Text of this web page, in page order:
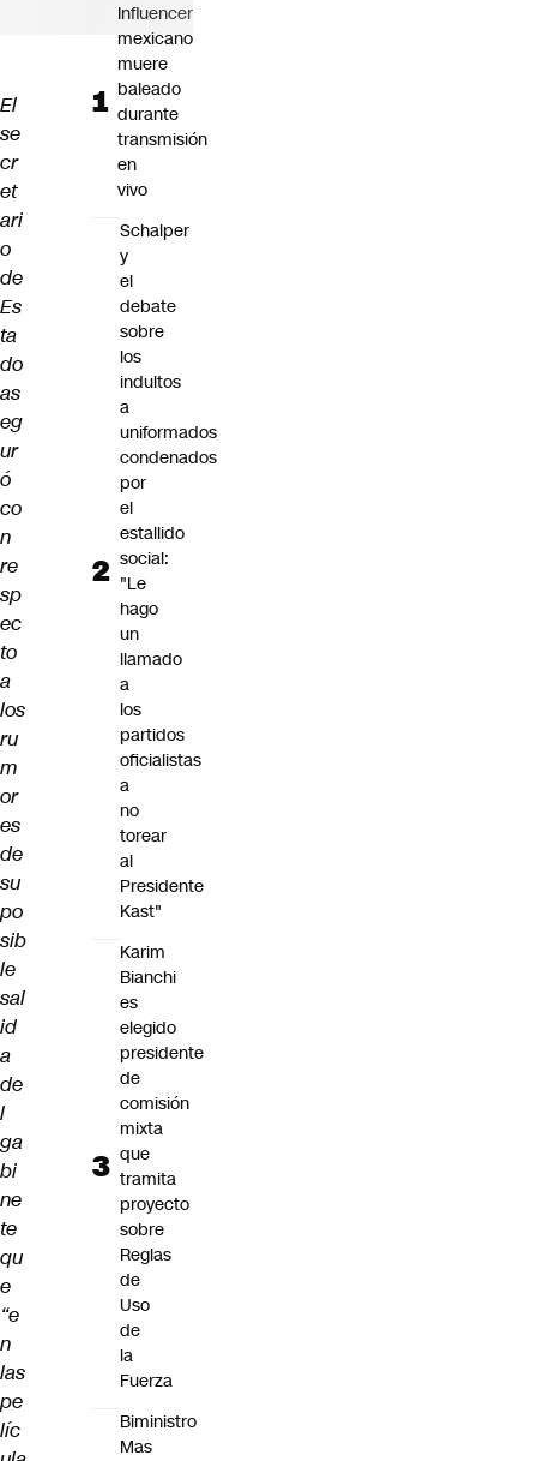
El
se
cr
et
ari
o
de
Es
ta
do
as
eg
ur
ó
co
n
re
sp
ec
to
a
los
ru
m
or
es
de
su
po
sib
le
sal
id
a
de
l
ga
bi
ne
te
qu
e
“e
n
las
pe
líc
Influencer
mexicano
muere
baleado
durante
transmisión
en
vivo
Schalper
y
el
debate
sobre
los
indultos
a
uniformados
condenados
por
el
estallido
social:
"Le
hago
un
llamado
a
los
partidos
oficialistas
a
no
torear
al
Presidente
Kast"
Karim
Bianchi
es
elegido
presidente
de
comisión
mixta
que
tramita
proyecto
sobre
Reglas
de
Uso
de
la
Fuerza
Biministro
Mas